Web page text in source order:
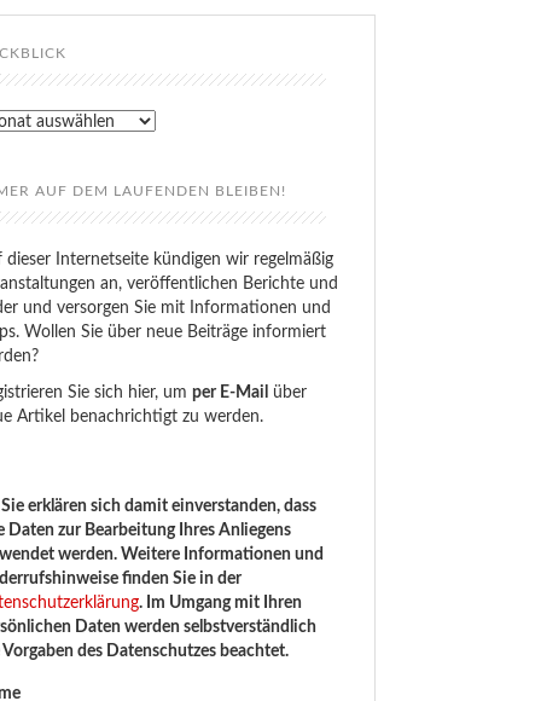
AUF DEM LAUFENDEN BLEIBEN!
dieser Internetseite kündigen wir regelmäßig
an, veröffentlichen Berichte und
und versorgen Sie mit Informationen und
Wollen Sie über neue Beiträge informiert
Sie sich hier, umper E-Mail
über
Artikel benachrichtigt zu werden.
Sie erklären sich damit einverstanden, dass
Daten zur Bearbeitung Ihres Anliegens
werden. Weitere Informationen und
finden Sie in der
. Im Umgang mit Ihren
Daten werden selbstverständlich
Vorgaben des Datenschutzes beachtet.